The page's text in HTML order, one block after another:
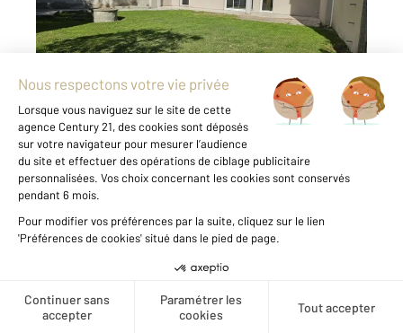
Créer une alerte
Appartement F4 à vendre
325 000 €
CENTURY 21 Royer Immo vous propose à
GRANVILLE, dans un environnement calme à
700m des commerces de Saint Nicolas et 1Km
du centre ville et au sein d'une résidence
récente, ce duplex de 103,62 m² Loi Carrez aux
...
Voir le détail du bien